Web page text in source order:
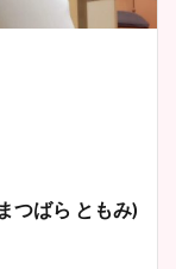
つばら ともみ)